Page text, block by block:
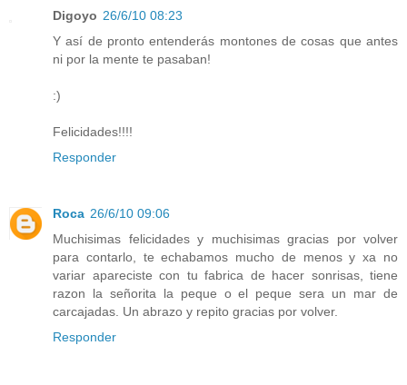
Digoyo 26/6/10 08:23
Y así de pronto entenderás montones de cosas que antes
ni por la mente te pasaban!
:)
Felicidades!!!!
Responder
Roca 26/6/10 09:06
Muchisimas felicidades y muchisimas gracias por volver
para contarlo, te echabamos mucho de menos y xa no
variar apareciste con tu fabrica de hacer sonrisas, tiene
razon la señorita la peque o el peque sera un mar de
carcajadas. Un abrazo y repito gracias por volver.
Responder